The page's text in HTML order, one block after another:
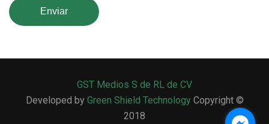
GST Medios S de RL de CV
Developed by Green Shield Technology Copyright ©
2018